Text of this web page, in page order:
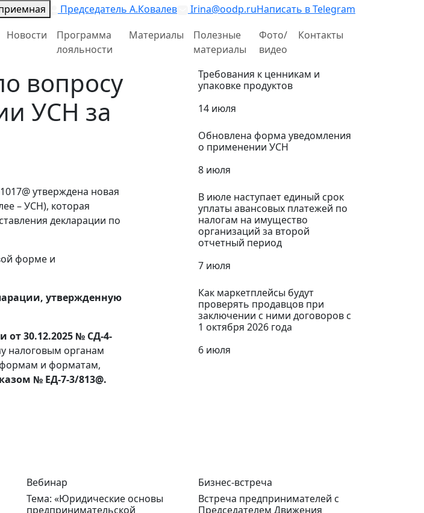
Председатель А.Ковалев Irina@oodp.ruНаписать в Telegram
Новости
Программа
лояльности
Материалы
Полезные
материалы
Фото/
видео
Контакты
вопросу
УСН за
утверждена новая
– УСН), которая
декларации по
форме и
утвержденную
30.12.2025 № СД-4-
налоговым органам
формам и форматам,
№ ЕД-7-3/813@.
Требования к ценникам и
упаковке продуктов
14 июля
Обновлена форма уведомления
о применении УСН
8 июля
В июле наступает единый срок
уплаты авансовых платежей по
налогам на имущество
организаций за второй
отчетный период
7 июля
Как маркетплейсы будут
проверять продавцов при
заключении с ними договоров с
1 октября 2026 года
6 июля
Вебинар
Тема: «Юридические основы
предпринимательской
Бизнес-встреча
Встреча предпринимателей с
Председателем Движения